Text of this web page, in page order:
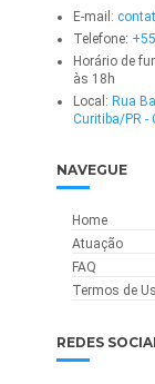
E-mail:
Telefone:
Horário de
às 18h
Local: Rua
Curitiba/PR -
NAVEGUE
Home
Atuação
FAQ
Termos de
REDES